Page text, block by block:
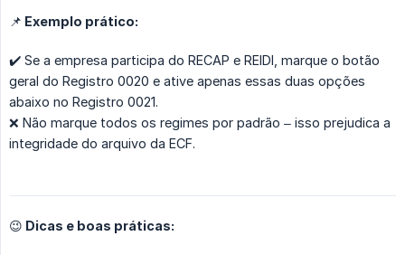
📌 Exemplo prático:
✔️ Se a empresa participa do RECAP e REIDI, marque o botão
geral do Registro 0020 e ative apenas essas duas opções
abaixo no Registro 0021.
❌ Não marque todos os regimes por padrão – isso prejudica a
integridade do arquivo da ECF.
😉 Dicas e boas práticas: